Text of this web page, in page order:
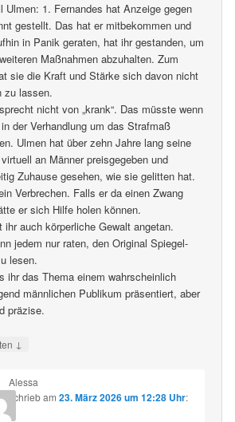
Ulmen: 1. Fernandes hat Anzeige gegen
gestellt. Das hat er mitbekommen und
in Panik geraten, hat ihr gestanden, um
Maßnahmen abzuhalten. Zum
sie die Kraft und Stärke sich davon nicht
zu lassen.
nicht von „krank“. Das müsste wenn
der Verhandlung um das Strafmaß
Ulmen hat über zehn Jahre lang seine
an Männer preisgegeben und
Zuhause gesehen, wie sie gelitten hat.
Verbrechen. Falls er da einen Zwang
er sich Hilfe holen können.
ihr auch körperliche Gewalt angetan.
jedem nur raten, den Original Spiegel-
lesen.
ihr das Thema einem wahrscheinlich
männlichen Publikum präsentiert, aber
präzise.
↓
Alessa
schriebam 23. März 2026 um 12:28 Uhr: